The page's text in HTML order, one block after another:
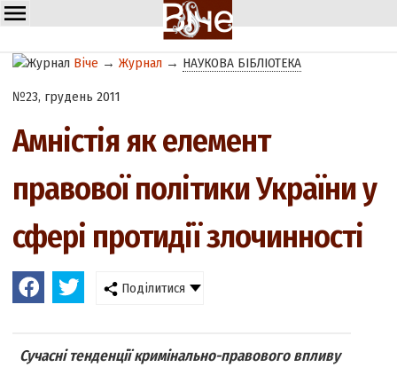
Віче →Журнал → НАУКОВА БІБЛІОТЕКА
№23, грудень 2011
Амністія як елемент
правової політики України у
сфері протидії злочинності
Поділитися
Сучасні тенденції кримінально-правового впливу